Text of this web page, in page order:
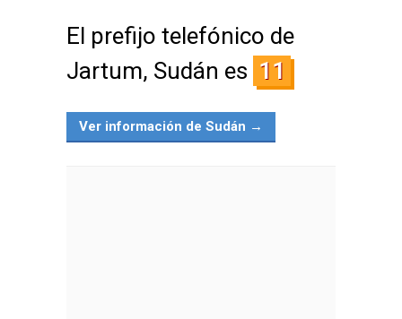
El prefijo telefónico de
Jartum, Sudán es 11
Ver información de Sudán →